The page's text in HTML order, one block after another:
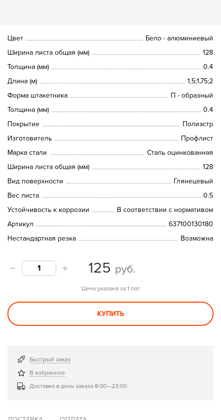
Цвет
Бело - алюминиевый
Ширина листа общая (мм)
128
Толщина (мм)
0.4
Длина (м)
1,5;1,75;2
Форма штакетника
П - образный
Толщина (мм)
0.4
Покрытие
Полиэстр
Изготовитель
Профлист
Марка стали
Сталь оцинкованная
Ширина листа общая (мм)
128
Вид поверхности
Глянецевый
Вес листа
0.5
Устойчивость к коррозии
В соответствии с нормативом
Артикул
637100130180
Нестандартная резка
Возможна
125 руб.
Цена указана за 1 пог
КУПИТЬ
Быстрый заказ
В избранное
Доставка в день заказа 8:00—23:00